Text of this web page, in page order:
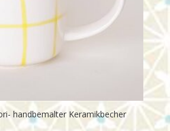
handbemalter Keramikbecher